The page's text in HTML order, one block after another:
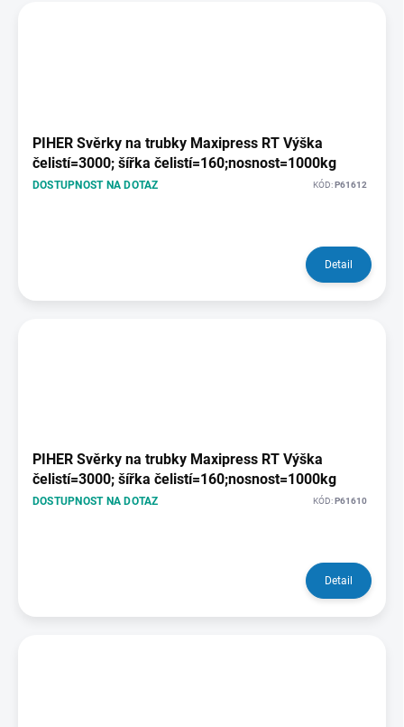
PIHER Svěrky na trubky Maxipress RT Výška
čelistí=3000; šířka čelistí=160;nosnost=1000kg
DOSTUPNOST NA DOTAZ KÓD:P61612
Detail
PIHER Svěrky na trubky Maxipress RT Výška
čelistí=3000; šířka čelistí=160;nosnost=1000kg
DOSTUPNOST NA DOTAZ KÓD:P61610
Detail